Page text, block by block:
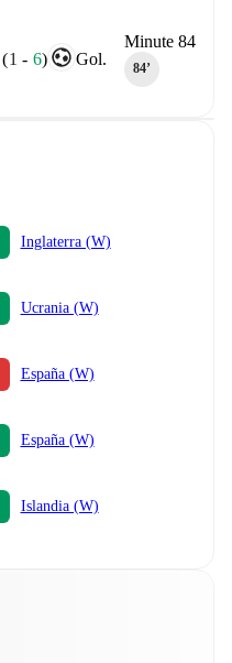
Minute 84
84‎’‎
Gol.
(1 - 6)
Inglaterra (W)
Ucrania (W)
España (W)
España (W)
Islandia (W)